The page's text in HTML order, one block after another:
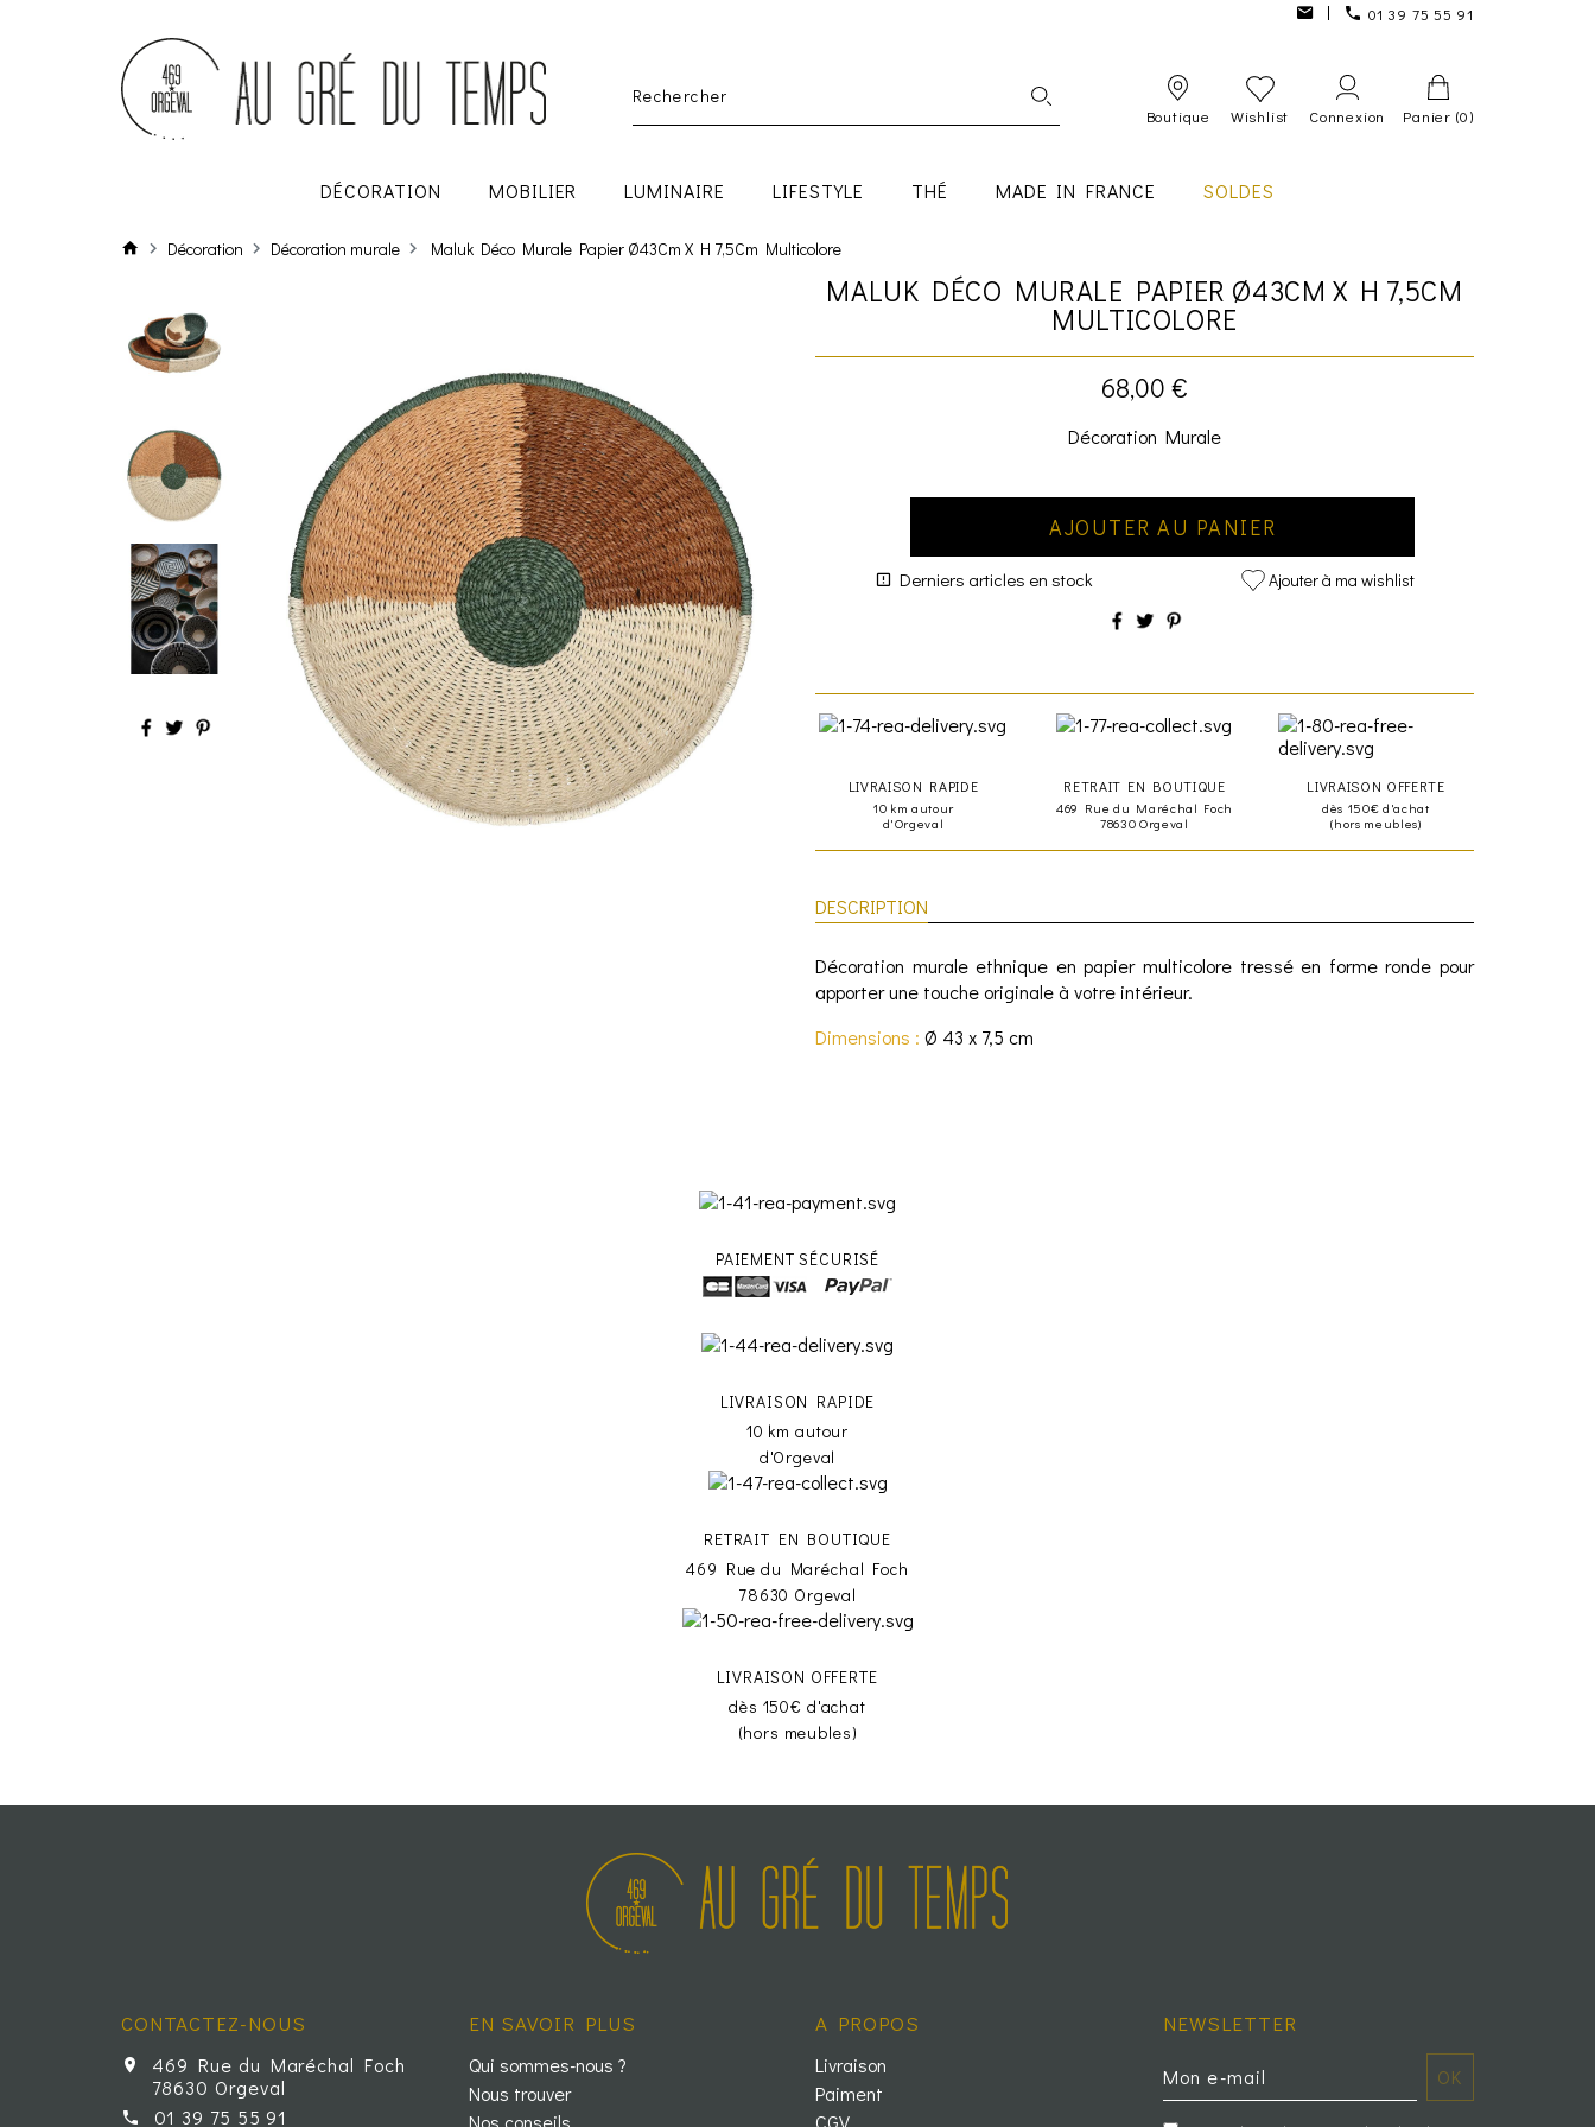
01 39 75 55 91
Boutique Wishlist Connexion Panier (0)
DÉCORATION MOBILIER LUMINAIRE LIFESTYLE THÉ MADE IN FRANCE SOLDES
Décoration Décoration murale Maluk Déco Murale Papier Ø43Cm X H 7,5Cm Multicolore
MALUK DÉCO MURALE PAPIER Ø43CM X H 7,5CM
MULTICOLORE
68,00 €
Décoration Murale
AJOUTER AU PANIER
Derniers articles en stock Ajouter à ma wishlist
LIVRAISON RAPIDE
10 km autour
d'Orgeval
RETRAIT EN BOUTIQUE
469 Rue du Maréchal Foch
78630 Orgeval
LIVRAISON OFFERTE
dès 150€ d'achat
(hors meubles)
DESCRIPTION
Décoration murale ethnique en papier multicolore tressé en forme ronde pour
apporter une touche originale à votre intérieur.
Dimensions : Ø 43 x 7,5 cm
PAIEMENT SÉCURISÉ
LIVRAISON RAPIDE
10 km autour
d'Orgeval
RETRAIT EN BOUTIQUE
469 Rue du Maréchal Foch
78630 Orgeval
LIVRAISON OFFERTE
dès 150€ d'achat
(hors meubles)
CONTACTEZ-NOUS
469 Rue du Maréchal Foch
78630 Orgeval
01 39 75 55 91
EN SAVOIR PLUS
Qui sommes-nous ?
Nous trouver
Nos conseils
A PROPOS
Livraison
Paiment
CGV
NEWSLETTER